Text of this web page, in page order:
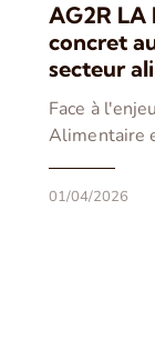
AG2R LA
concret
secteur
Face à
Alimentaire
01/04/2026